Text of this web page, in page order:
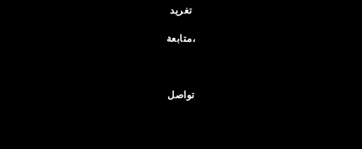
تغريد
متابعة،
تواصل